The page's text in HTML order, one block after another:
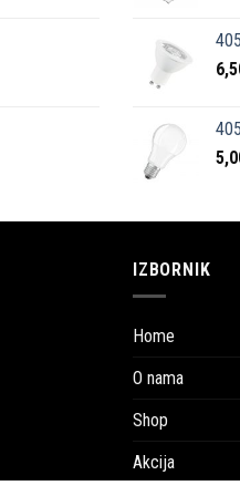
IZBORNIK
Home
O nama
Shop
Akcija